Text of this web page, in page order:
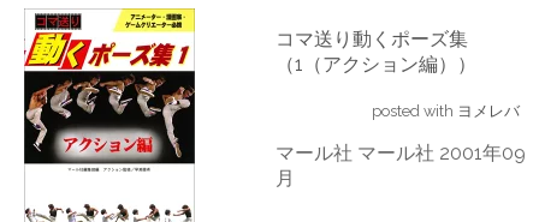
コマ送り動くポーズ集
（1（アクション編））
posted with ヨメレバ
マール社 マール社 2001年09
月